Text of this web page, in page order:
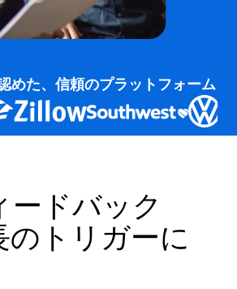
めた、信頼のプラットフォーム
ードバック
のトリガーに